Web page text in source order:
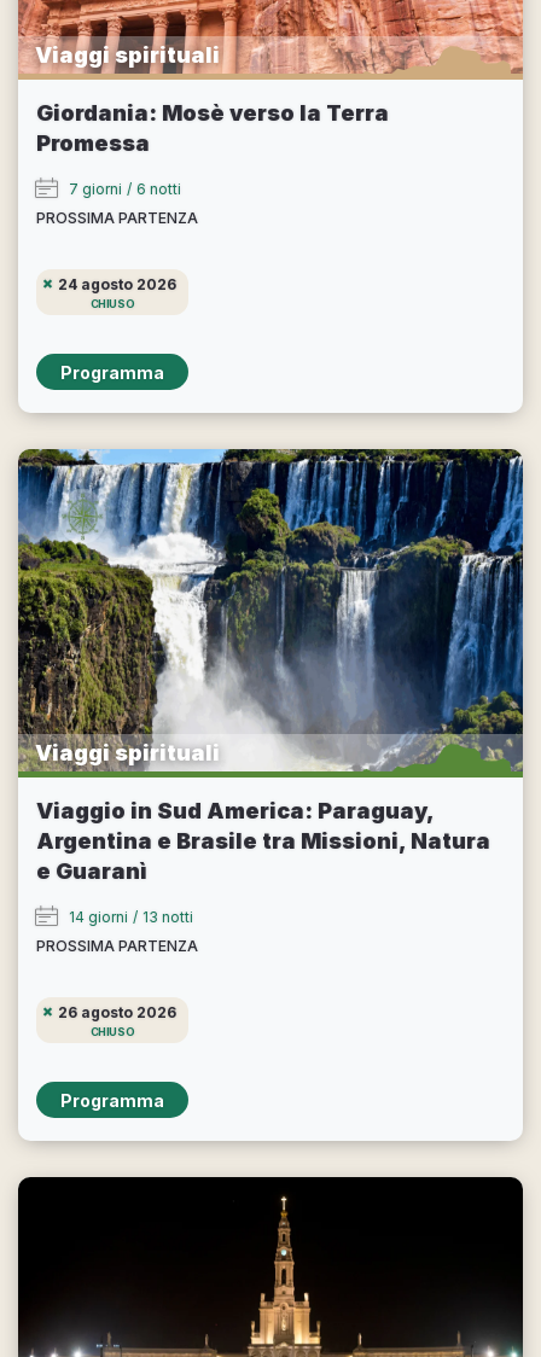
Viaggi spirituali
Giordania: Mosè verso la Terra
Promessa
7 giorni / 6 notti
PROSSIMA PARTENZA
24 agosto 2026
CHIUSO
Programma
Viaggi spirituali
Viaggio in Sud America: Paraguay,
Argentina e Brasile tra Missioni, Natura
e Guaranì
14 giorni / 13 notti
PROSSIMA PARTENZA
26 agosto 2026
CHIUSO
Programma